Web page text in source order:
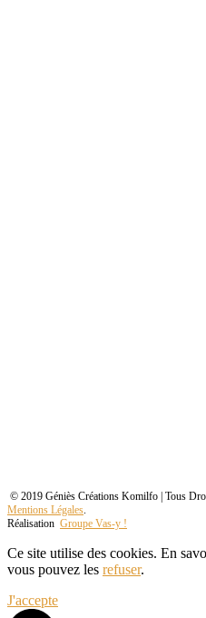
© 2019 Géniès Créations Komilfo | Tous
Mentions Légales.
Réalisation Groupe Vas-y !
Ce site utilise des cookies. En
vous pouvez les refuser.
J'accepte